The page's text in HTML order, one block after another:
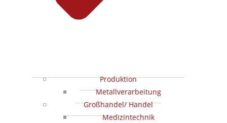
Produktion
Metallverarbeitung
Großhandel/ Handel
Medizintechnik